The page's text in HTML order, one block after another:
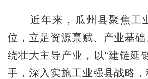
近年来，瓜州县聚焦工
位，立足资源禀赋、产业基
绕壮大主导产业，以“建链延
手，深入实施工业强县战略